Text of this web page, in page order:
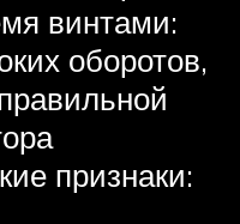
винтами:
оборотов,
признаки: